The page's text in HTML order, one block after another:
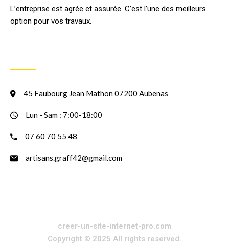
L’entreprise est agrée et assurée. C’est l’une des meilleurs
option pour vos travaux.
45 Faubourg Jean Mathon 07200 Aubenas
Lun - Sam : 7:00-18:00
07 60 70 55 48
artisans.graff42@gmail.com
creer-un-site-internet-pro.com
Copyright © 2025 All rights reserved.